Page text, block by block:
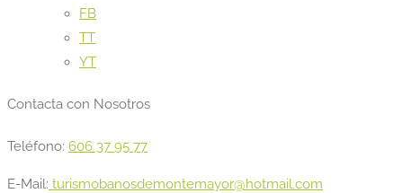
FB
TT
YT
Contacta con Nosotros
Teléfono: 606 37 95 77
E-Mail: turismobanosdemontemayor@hotmail.com